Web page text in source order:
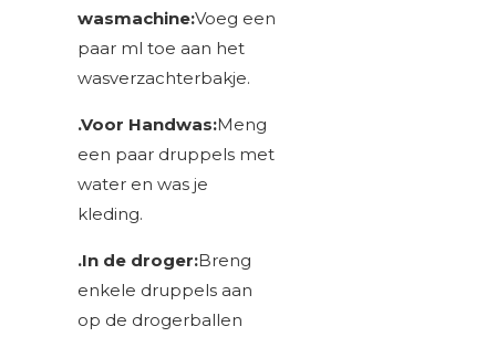
wasmachine:Voeg een
paar ml toe aan het
wasverzachterbakje.
.Voor Handwas:Meng
een paar druppels met
water en was je
kleding.
.In de droger:Breng
enkele druppels aan
op de drogerballen